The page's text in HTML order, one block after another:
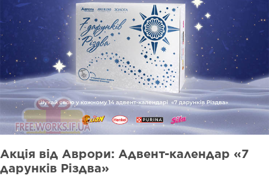
Акція від Аврори: Адвент-календар «7
дарунків Різдва»